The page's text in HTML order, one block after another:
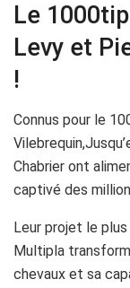
Le
Levy et
!
Connus pour le
Chabrier ont
captivé des
Leur projet le
Multipla
chevaux et sa